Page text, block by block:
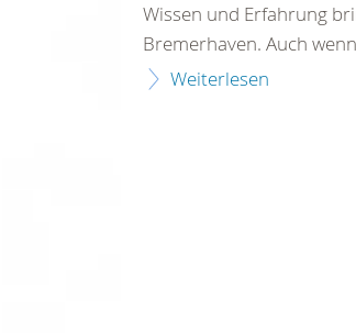
Wissen und Erfahrung
Bremerhaven. Auch
Weiterlesen